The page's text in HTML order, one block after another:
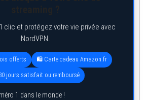
clic et protégez votre vie privée avec
NordVPN.
offerts 🛍️ Carte cadeau Amazon.fr
jours satisfait ou remboursé
1 dans le monde !